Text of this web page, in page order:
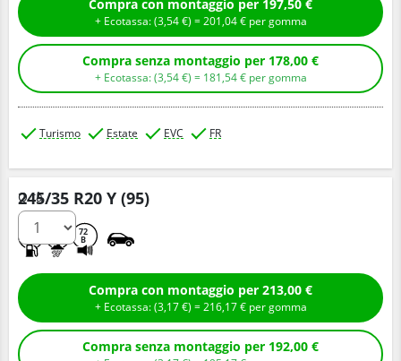
Compra con montaggio per 197,50 €
+ Ecotassa: (3,54€ ) =201,04€ per gomma
Compra senza montaggio per 178,00 €
+ Ecotassa: (3,54€ ) = 181,54€ per gomma
Turismo Estate EVC FR
245/35 R20 Y (95)
72
B
Q.tà
Compra con montaggio per 213,00 €
+ Ecotassa: (3,17€ ) =216,17€ per gomma
Compra senza montaggio per 192,00 €